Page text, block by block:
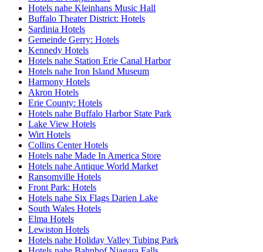
Hotels nahe Kleinhans Music Hall
Buffalo Theater District: Hotels
Sardinia Hotels
Gemeinde Gerry: Hotels
Kennedy Hotels
Hotels nahe Station Erie Canal Harbor
Hotels nahe Iron Island Museum
Harmony Hotels
Akron Hotels
Erie County: Hotels
Hotels nahe Buffalo Harbor State Park
Lake View Hotels
Wirt Hotels
Collins Center Hotels
Hotels nahe Made In America Store
Hotels nahe Antique World Market
Ransomville Hotels
Front Park: Hotels
Hotels nahe Six Flags Darien Lake
South Wales Hotels
Elma Hotels
Lewiston Hotels
Hotels nahe Holiday Valley Tubing Park